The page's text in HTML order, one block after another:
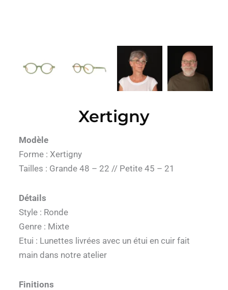
Xertigny
Modèle
Forme : Xertigny
Tailles : Grande 48 – 22 // Petite 45 – 21
Détails
Style : Ronde
Genre : Mixte
Etui : Lunettes livrées avec un étui en cuir fait
main dans notre atelier
Finitions